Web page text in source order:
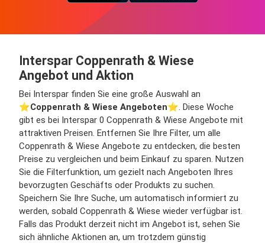
Interspar Coppenrath & Wiese
Angebot und Aktion
Bei Interspar finden Sie eine große Auswahl an
⭐️Coppenrath & Wiese Angeboten⭐️. Diese Woche
gibt es bei Interspar 0 Coppenrath & Wiese Angebote mit
attraktiven Preisen. Entfernen Sie Ihre Filter, um alle
Coppenrath & Wiese Angebote zu entdecken, die besten
Preise zu vergleichen und beim Einkauf zu sparen. Nutzen
Sie die Filterfunktion, um gezielt nach Angeboten Ihres
bevorzugten Geschäfts oder Produkts zu suchen.
Speichern Sie Ihre Suche, um automatisch informiert zu
werden, sobald Coppenrath & Wiese wieder verfügbar ist.
Falls das Produkt derzeit nicht im Angebot ist, sehen Sie
sich ähnliche Aktionen an, um trotzdem günstig